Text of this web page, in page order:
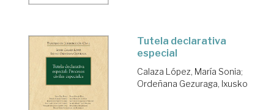
Tutela declarativa
especial
Calaza López, María Sonia;
Ordeñana Gezuraga, Ixusko